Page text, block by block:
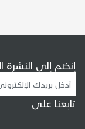
إنضم إلى النشرة
تابعنا على